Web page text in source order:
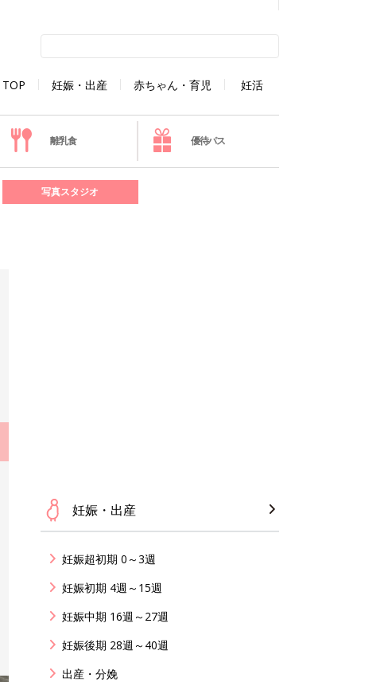
TOP 妊娠・出産 赤ちゃん・育児 妊活
離乳食 優待パス
写真スタジオ
妊娠・出産
妊娠超初期 0～3週
妊娠初期 4週～15週
妊娠中期 16週～27週
妊娠後期 28週～40週
出産・分娩